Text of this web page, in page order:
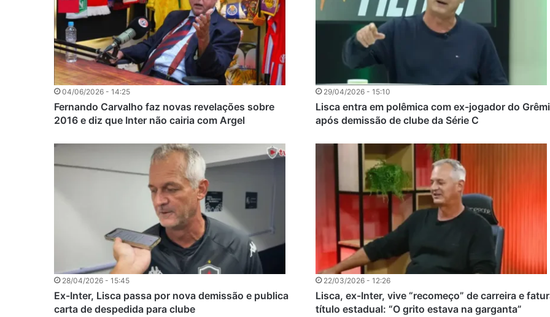
04/06/2026 - 14:25
Fernando Carvalho faz novas revelações sobre
2016 e diz que Inter não cairia com Argel
29/04/2026 - 15:10
Lisca entra em polêmica com ex-jogador do
após demissão de clube da Série C
28/04/2026 - 15:45
Ex-Inter, Lisca passa por nova demissão e publica
carta de despedida para clube
22/03/2026 - 12:26
Lisca, ex-Inter, vive “recomeço” de carreira e
título estadual: “O grito estava na garganta”